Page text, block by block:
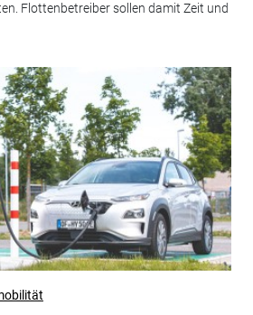
Flottenbetreiber sollen damit Zeit und